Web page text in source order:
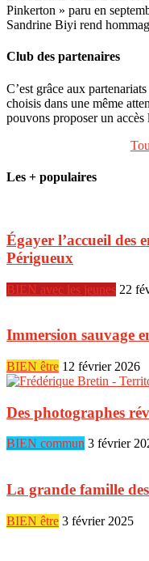
Pinkerton » paru en
Sandrine Biyi rend
Club des partenaires
C’est grâce aux
choisis dans une même
pouvons proposer un
Les + populaires
Égayer l’accueil des
Périgueux
BIEN avec les jeunes 22
Immersion sauvage
BIEN être 12 février 2026
Des photographes
BIEN commun 3 février
La grande famille
BIEN être 3 février 2025